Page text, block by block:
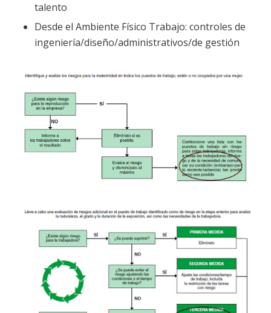
talento
Desde el Ambiente Físico Trabajo: controles de
ingeniería/diseño/administrativos/de gestión